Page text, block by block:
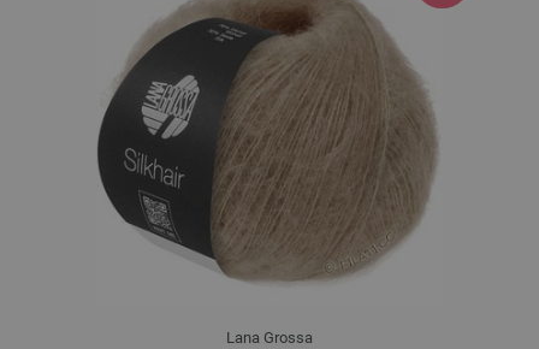
Lana Grossa